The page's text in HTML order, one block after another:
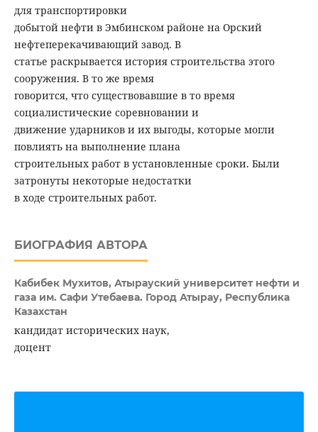
для транспортировки
добытой нефти в Эмбинском районе на Орский
нефтеперекачивающий завод. В
статье раскрывается история строительства этого
сооружения. В то же время
говорится, что существовавшие в то время
социалистические соревновании и
движение ударников и их выгоды, которые могли
повлиять на выполнение плана
строительных работ в установленные сроки. Были
затронуты некоторые недостатки
в ходе строительных работ.
БИОГРАФИЯ АВТОРА
Кабибек Мухитов, Атырауский университет нефти и
газа им. Сафи Утебаева. Город Атырау, Республика
Казахстан
кандидат исторических наук,
доцент